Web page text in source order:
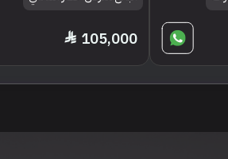
105,000